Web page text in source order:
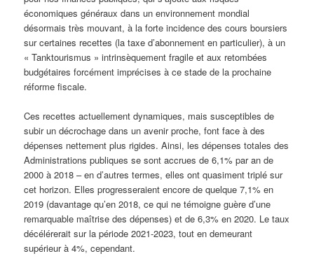
économiques généraux dans un environnement mondial
désormais très mouvant, à la forte incidence des cours boursiers
sur certaines recettes (la taxe d’abonnement en particulier), à un
« Tanktourismus » intrinsèquement fragile et aux retombées
budgétaires forcément imprécises à ce stade de la prochaine
réforme fiscale.
Ces recettes actuellement dynamiques, mais susceptibles de
subir un décrochage dans un avenir proche, font face à des
dépenses nettement plus rigides. Ainsi, les dépenses totales des
Administrations publiques se sont accrues de 6,1% par an de
2000 à 2018 – en d’autres termes, elles ont quasiment triplé sur
cet horizon. Elles progresseraient encore de quelque 7,1% en
2019 (davantage qu’en 2018, ce qui ne témoigne guère d’une
remarquable maîtrise des dépenses) et de 6,3% en 2020. Le taux
décélérerait sur la période 2021-2023, tout en demeurant
supérieur à 4%, cependant.